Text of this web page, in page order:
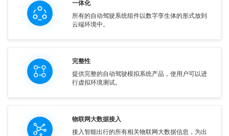
一体化
所有的自动驾驶系统组件以数字孪生体的形式放到
云端环境中。
完整性
提供完整的自动驾驶模拟系统产品，使用户可以进
行虚拟环境测试。
物联网大数据接入
接入智能出行的所有相关物联网大数据信息，为出